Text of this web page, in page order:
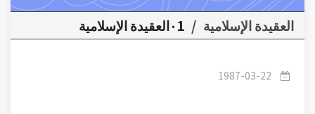
والعبقرية
العقيدة الإسلامية / ٠1العقيدة الإسلامية
1987-03-22